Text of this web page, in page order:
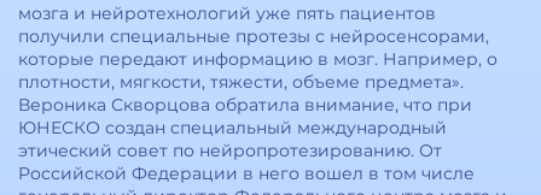
мозга и нейротехнологий уже пять пациентов
получили специальные протезы с нейросенсорами,
которые передают информацию в мозг. Например, о
плотности, мягкости, тяжести, объеме предмета».
Вероника Скворцова обратила внимание, что при
ЮНЕСКО создан специальный международный
этический совет по нейропротезированию. От
Российской Федерации в него вошел в том числе